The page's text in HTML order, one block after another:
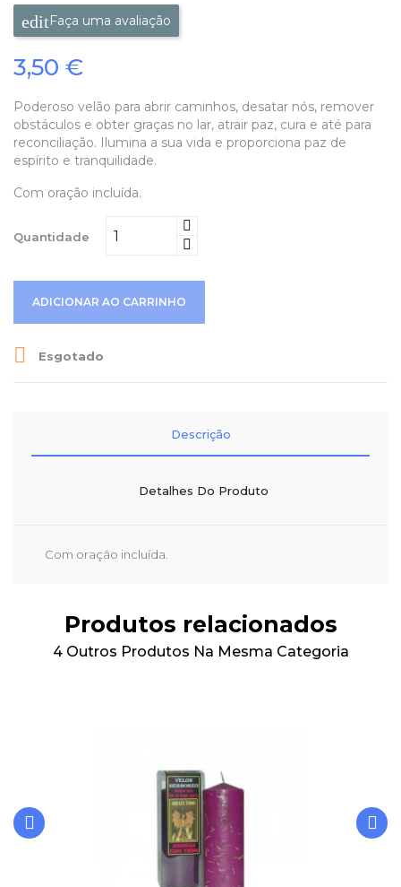
Faça uma avaliação
3,50 €
Poderoso velão para abrir caminhos, desatar nós, remover
obstáculos e obter graças no lar, atrair paz, cura e até para
reconciliação. Ilumina a sua vida e proporciona paz de
espírito e tranquilidade.
Com oração incluída.
Quantidade
ADICIONAR AO CARRINHO
 Esgotado
Descrição
Detalhes Do Produto
Com oração incluída.
Produtos relacionados
4 Outros Produtos Na Mesma Categoria